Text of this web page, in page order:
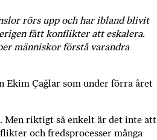
rörs upp och har ibland blivit
fått konflikter att eskalera.
människor förstå varandra
Ekim Çağlar som under förra året
riktigt så enkelt är det inte att
och fredsprocesser många